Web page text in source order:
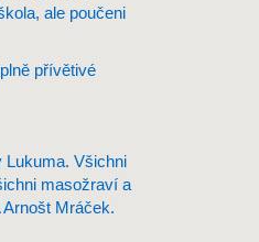
ale poučeni
přívětivé
Lukuma. Všichni
masožraví a
Mráček.